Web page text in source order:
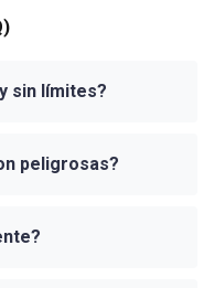
sin límites?
peligrosas?